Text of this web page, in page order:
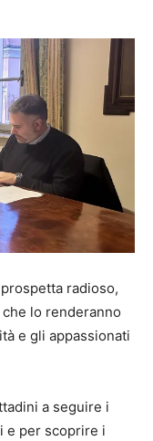
radioso,
lo renderanno
e gli appassionati
a seguire i
e per scoprire i